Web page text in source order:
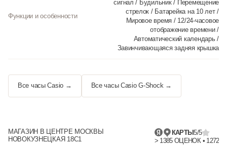
Функции и особенности
сигнал / Будильник / Перемещение
стрелок / Батарейка на 10 лет /
Мировое время / 12/24-часовое
отображение времени /
Автоматический календарь /
Завинчивающаяся задняя крышка
Все часы Casio → Все часы Casio G-Shock →
МАГАЗИН В ЦЕНТРЕ МОСКВЫ
НОВОКУЗНЕЦКАЯ 18С1
КАРТЫ5/5